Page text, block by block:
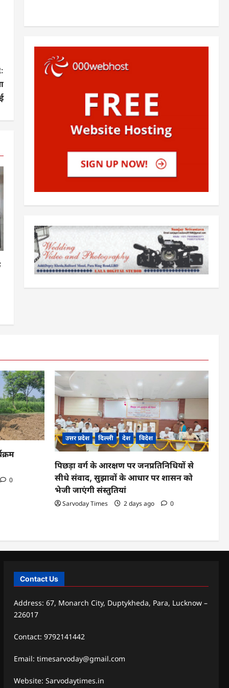
0
उत्तर प्रदेश दिल्ली देश विदेश
पिछड़ा वर्ग के आरक्षण पर जनप्रतिनिधियों से
सीधे संवाद, सुझावों के आधार पर शासन को
भेजी जाएंगी संस्तुतियां
Sarvoday Times 2 days ago 0
Contact Us
Address: 67, Monarch City, Duptykheda, Para, Lucknow –
226017
Contact: 9792141442
Email: timesarvoday@gmail.com
Website: Sarvodaytimes.in